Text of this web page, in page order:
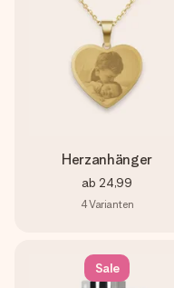
Herzanhänger
ab 24,99
4Varianten
Sale